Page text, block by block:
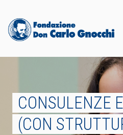
CONSULENZE
(CON